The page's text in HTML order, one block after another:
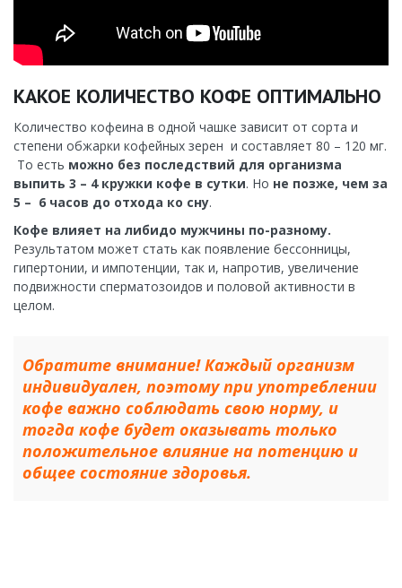
КАКОЕ КОЛИЧЕСТВО КОФЕ ОПТИМАЛЬНО
Количество кофеина в одной чашке зависит от сорта и
степени обжарки кофейных зерен и составляет 80 – 120 мг.
То есть можно без последствий для организма
выпить 3 – 4 кружки кофе в сутки. Но не позже, чем за
5 – 6 часов до отхода ко сну.
Кофе влияет на либидо мужчины по-разному.
Результатом может стать как появление бессонницы,
гипертонии, и импотенции, так и, напротив, увеличение
подвижности сперматозоидов и половой активности в
целом.
Обратите внимание! Каждый организм
индивидуален, поэтому при употреблении
кофе важно соблюдать свою норму, и
тогда кофе будет оказывать только
положительное влияние на потенцию и
общее состояние здоровья.